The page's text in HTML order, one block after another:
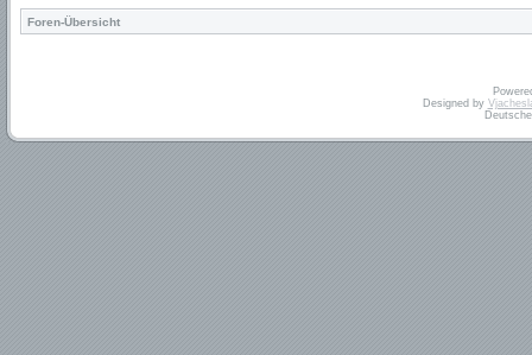
Foren-Übersicht
Designed by